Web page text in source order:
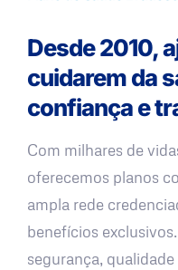
Desde 2010,
cuidarem da
confiança e
Com milhares de
oferecemos planos
ampla rede
benefícios
segurança,